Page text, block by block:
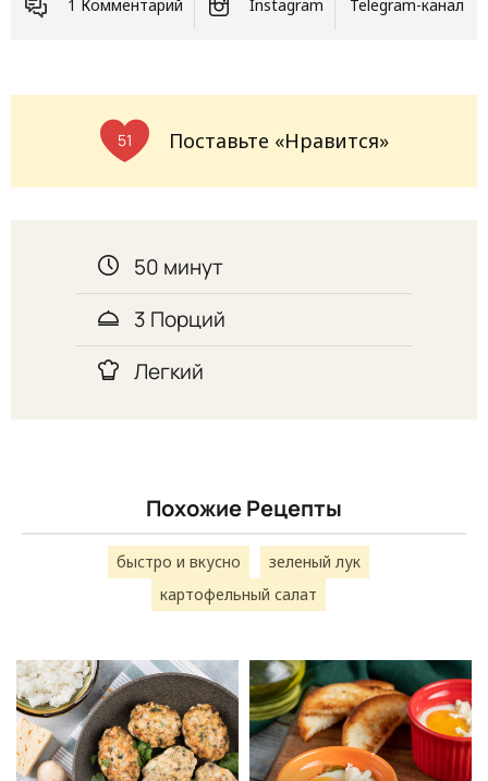
1 Комментарий Instagram Telegram-канал
51 Поставьте «Нравится»
50 минут
3 Порций
Легкий
Похожие Рецепты
быстро и вкусно
зеленый лук
картофельный салат